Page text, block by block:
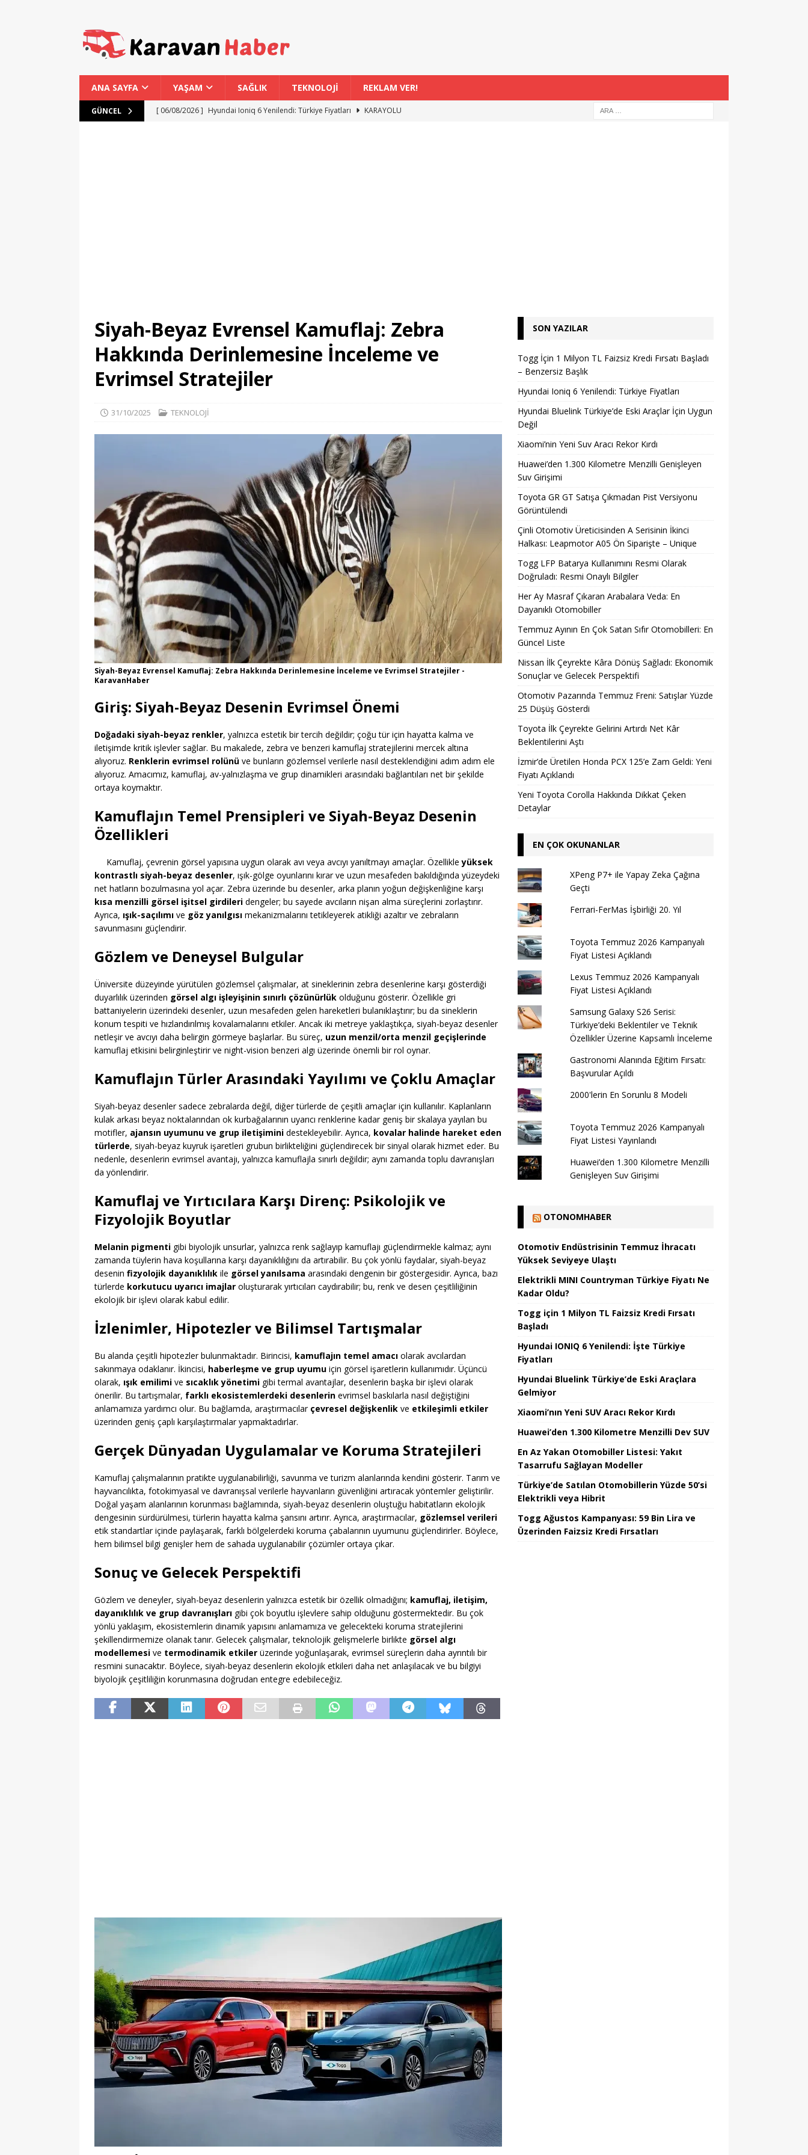
ANA SAYFA YAŞAM SAĞLIK TEKNOLOJİ REKLAM VER!
GÜNCEL [ 06/08/2026 ] Hyundai Ioniq 6 Yenilendi: Türkiye Fiyatları
KARAYOLU
Siyah-Beyaz Evrensel Kamuflaj: Zebra
Hakkında Derinlemesine İnceleme ve
Evrimsel Stratejiler
31/10/2025 TEKNOLOJİ
Siyah-Beyaz Evrensel Kamuflaj: Zebra Hakkında Derinlemesine İnceleme ve Evrimsel Stratejiler -
KaravanHaber
Giriş: Siyah-Beyaz Desenin Evrimsel Önemi
Doğadaki siyah-beyaz renkler, yalnızca estetik bir tercih değildir; çoğu tür için hayatta kalma ve
iletişimde kritik işlevler sağlar. Bu makalede, zebra ve benzeri kamuflaj stratejilerini mercek altına
alıyoruz. Renklerin evrimsel rolünü ve bunların gözlemsel verilerle nasıl desteklendiğini adım adım ele
alıyoruz. Amacımız, kamuflaj, av-yalnızlaşma ve grup dinamikleri arasındaki bağlantıları net bir şekilde
ortaya koymaktır.
Kamuflajın Temel Prensipleri ve Siyah-Beyaz Desenin
Özellikleri
Kamuflaj, çevrenin görsel yapısına uygun olarak avı veya avcıyı yanıltmayı amaçlar. Özellikleyüksek
kontrastlı siyah-beyaz desenler, ışık-gölge oyunlarını kırar ve uzun mesafeden bakıldığında yüzeydeki
net hatların bozulmasına yol açar. Zebra üzerinde bu desenler, arka planın yoğun değişkenliğine karşı
kısa menzilli görsel işitsel girdileri dengeler; bu sayede avcıların nişan alma süreçlerini zorlaştırır.
Ayrıca, ışık-saçılımı ve göz yanılgısı mekanizmalarını tetikleyerek atikliği azaltır ve zebraların
savunmasını güçlendirir.
Gözlem ve Deneysel Bulgular
Üniversite düzeyinde yürütülen gözlemsel çalışmalar, at sineklerinin zebra desenlerine karşı gösterdiği
duyarlılık üzerinden görsel algı işleyişinin sınırlı çözünürlük olduğunu gösterir. Özellikle gri
battaniyelerin üzerindeki desenler, uzun mesafeden gelen hareketleri bulanıklaştırır; bu da sineklerin
konum tespiti ve hızlandırılmış kovalamalarını etkiler. Ancak iki metreye yaklaştıkça, siyah-beyaz desenler
netleşir ve avcıyı daha belirgin görmeye başlarlar. Bu süreç, uzun menzil/orta menzil geçişlerinde
kamuflaj etkisini belirginleştirir ve night-vision benzeri algı üzerinde önemli bir rol oynar.
Kamuflajın Türler Arasındaki Yayılımı ve Çoklu Amaçlar
Siyah-beyaz desenler sadece zebralarda değil, diğer türlerde de çeşitli amaçlar için kullanılır. Kaplanların
kulak arkası beyaz noktalarından ok kurbağalarının uyarıcı renklerine kadar geniş bir skalaya yayılan bu
motifler, ajansın uyumunu ve grup iletişimini destekleyebilir. Ayrıca, kovalar halinde hareket eden
türlerde, siyah-beyaz kuyruk işaretleri grubun birlikteliğini güçlendirecek bir sinyal olarak hizmet eder. Bu
nedenle, desenlerin evrimsel avantajı, yalnızca kamuflajla sınırlı değildir; aynı zamanda toplu davranışları
da yönlendirir.
Kamuflaj ve Yırtıcılara Karşı Direnç: Psikolojik ve
Fizyolojik Boyutlar
Melanin pigmenti gibi biyolojik unsurlar, yalnızca renk sağlayıp kamuflajı güçlendirmekle kalmaz; aynı
zamanda tüylerin hava koşullarına karşı dayanıklılığını da artırabilir. Bu çok yönlü faydalar, siyah-beyaz
desenin fizyolojik dayanıklılık ile görsel yanılsama arasındaki dengenin bir göstergesidir. Ayrıca, bazı
türlerde korkutucu uyarıcı imajlar oluşturarak yırtıcıları caydırabilir; bu, renk ve desen çeşitliliğinin
ekolojik bir işlevi olarak kabul edilir.
İzlenimler, Hipotezler ve Bilimsel Tartışmalar
Bu alanda çeşitli hipotezler bulunmaktadır. Birincisi, kamuflajın temel amacı olarak avcılardan
sakınmaya odaklanır. İkincisi, haberleşme ve grup uyumu için görsel işaretlerin kullanımıdır. Üçüncü
olarak, ışık emilimi ve sıcaklık yönetimi gibi termal avantajlar, desenlerin başka bir işlevi olarak
önerilir. Bu tartışmalar, farklı ekosistemlerdeki desenlerin evrimsel baskılarla nasıl değiştiğini
anlamamıza yardımcı olur. Bu bağlamda, araştırmacılar çevresel değişkenlik ve etkileşimli etkiler
üzerinden geniş çaplı karşılaştırmalar yapmaktadırlar.
Gerçek Dünyadan Uygulamalar ve Koruma Stratejileri
Kamuflaj çalışmalarının pratikte uygulanabilirliği, savunma ve turizm alanlarında kendini gösterir. Tarım ve
hayvancılıkta, fotokimyasal ve davranışsal verilerle hayvanların güvenliğini artıracak yöntemler geliştirilir.
Doğal yaşam alanlarının korunması bağlamında, siyah-beyaz desenlerin oluştuğu habitatların ekolojik
dengesinin sürdürülmesi, türlerin hayatta kalma şansını artırır. Ayrıca, araştırmacılar, gözlemsel verileri
etik standartlar içinde paylaşarak, farklı bölgelerdeki koruma çabalarının uyumunu güçlendirirler. Böylece,
hem bilimsel bilgi genişler hem de sahada uygulanabilir çözümler ortaya çıkar.
Sonuç ve Gelecek Perspektifi
Gözlem ve deneyler, siyah-beyaz desenlerin yalnızca estetik bir özellik olmadığını; kamuflaj, iletişim,
dayanıklılık ve grup davranışları gibi çok boyutlu işlevlere sahip olduğunu göstermektedir. Bu çok
yönlü yaklaşım, ekosistemlerin dinamik yapısını anlamamıza ve gelecekteki koruma stratejilerini
şekillendirmemize olanak tanır. Gelecek çalışmalar, teknolojik gelişmelerle birlikte görsel algı
modellemesi ve termodinamik etkiler üzerinde yoğunlaşarak, evrimsel süreçlerin daha ayrıntılı bir
resmini sunacaktır. Böylece, siyah-beyaz desenlerin ekolojik etkileri daha net anlaşılacak ve bu bilgiyi
biyolojik çeşitliliğin korunmasına doğrudan entegre edebileceğiz.
SON YAZILAR
Togg İçin 1 Milyon TL Faizsiz Kredi Fırsatı Başladı
– Benzersiz Başlık
Hyundai Ioniq 6 Yenilendi: Türkiye Fiyatları
Hyundai Bluelink Türkiye’de Eski Araçlar İçin Uygun
Değil
Xiaomi’nin Yeni Suv Aracı Rekor Kırdı
Huawei’den 1.300 Kilometre Menzilli Genişleyen
Suv Girişimi
Toyota GR GT Satışa Çıkmadan Pist Versiyonu
Görüntülendi
Çinli Otomotiv Üreticisinden A Serisinin İkinci
Halkası: Leapmotor A05 Ön Siparişte – Unique
Togg LFP Batarya Kullanımını Resmi Olarak
Doğruladı: Resmi Onaylı Bilgiler
Her Ay Masraf Çıkaran Arabalara Veda: En
Dayanıklı Otomobiller
Temmuz Ayının En Çok Satan Sıfır Otomobilleri: En
Güncel Liste
Nissan İlk Çeyrekte Kâra Dönüş Sağladı: Ekonomik
Sonuçlar ve Gelecek Perspektifi
Otomotiv Pazarında Temmuz Freni: Satışlar Yüzde
25 Düşüş Gösterdi
Toyota İlk Çeyrekte Gelirini Artırdı Net Kâr
Beklentilerini Aştı
İzmir’de Üretilen Honda PCX 125’e Zam Geldi: Yeni
Fiyatı Açıklandı
Yeni Toyota Corolla Hakkında Dikkat Çeken
Detaylar
EN ÇOK OKUNANLAR
XPeng P7+ ile Yapay Zeka Çağına
Geçti
Ferrari-FerMas İşbirliği 20. Yıl
Toyota Temmuz 2026 Kampanyalı
Fiyat Listesi Açıklandı
Lexus Temmuz 2026 Kampanyalı
Fiyat Listesi Açıklandı
Samsung Galaxy S26 Serisi:
Türkiye’deki Beklentiler ve Teknik
Özellikler Üzerine Kapsamlı İnceleme
Gastronomi Alanında Eğitim Fırsatı:
Başvurular Açıldı
2000'lerin En Sorunlu 8 Modeli
Toyota Temmuz 2026 Kampanyalı
Fiyat Listesi Yayınlandı
Huawei’den 1.300 Kilometre Menzilli
Genişleyen Suv Girişimi
OTONOMHABER
Otomotiv Endüstrisinin Temmuz İhracatı
Yüksek Seviyeye Ulaştı
Elektrikli MINI Countryman Türkiye Fiyatı Ne
Kadar Oldu?
Togg için 1 Milyon TL Faizsiz Kredi Fırsatı
Başladı
Hyundai IONIQ 6 Yenilendi: İşte Türkiye
Fiyatları
Hyundai Bluelink Türkiye’de Eski Araçlara
Gelmiyor
Xiaomi’nın Yeni SUV Aracı Rekor Kırdı
Huawei’den 1.300 Kilometre Menzilli Dev SUV
En Az Yakan Otomobiller Listesi: Yakıt
Tasarrufu Sağlayan Modeller
Türkiye’de Satılan Otomobillerin Yüzde 50’si
Elektrikli veya Hibrit
Togg Ağustos Kampanyası: 59 Bin Lira ve
Üzerinden Faizsiz Kredi Fırsatları